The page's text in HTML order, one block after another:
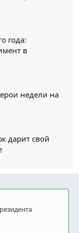
года:
в
недели на
дарит свой